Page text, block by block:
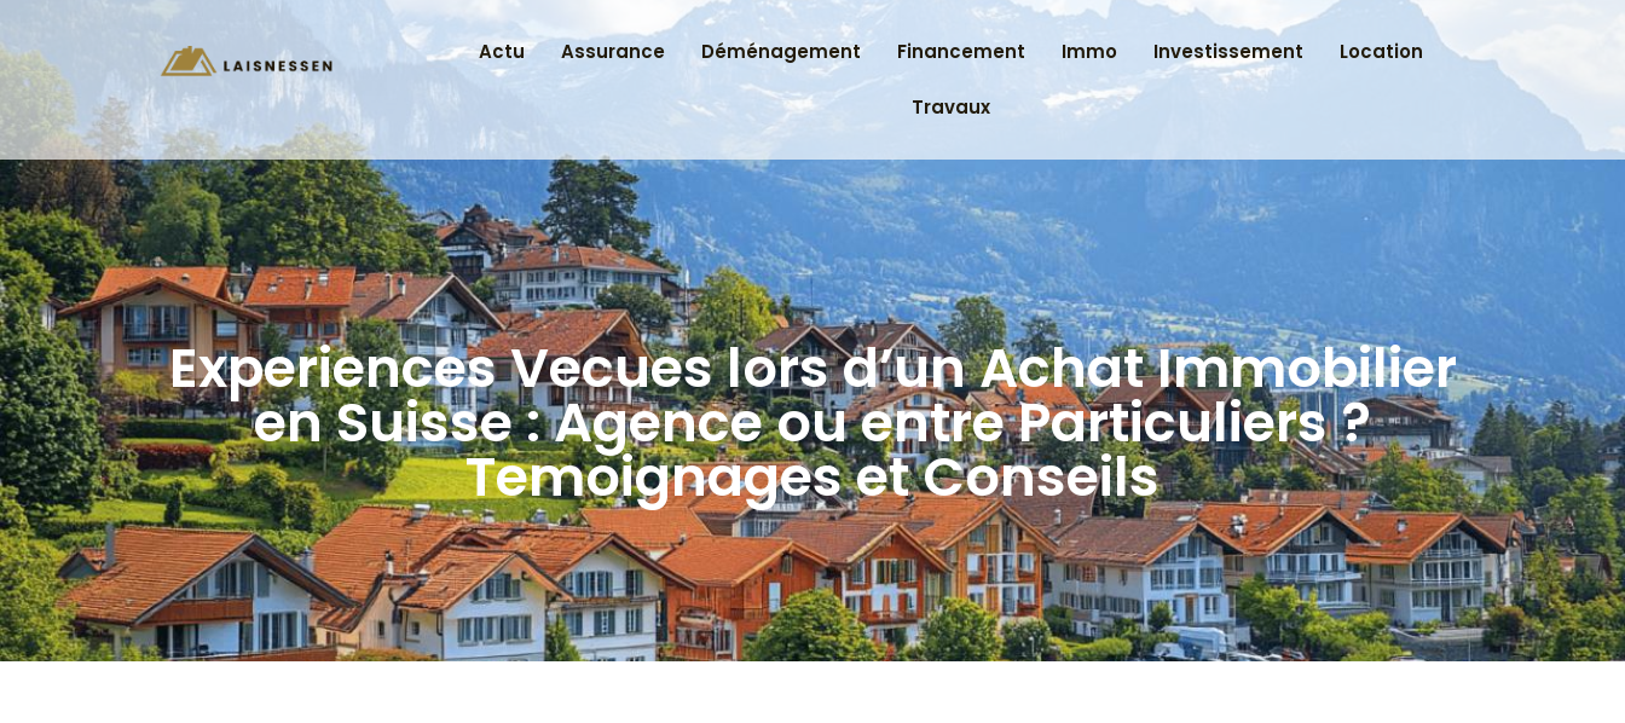
Actu Assurance Déménagement Financement Immo Investissement Location
Travaux
Experiences Vecues lors d’un Achat Immobilier
en Suisse : Agence ou entre Particuliers ?
Temoignages et Conseils